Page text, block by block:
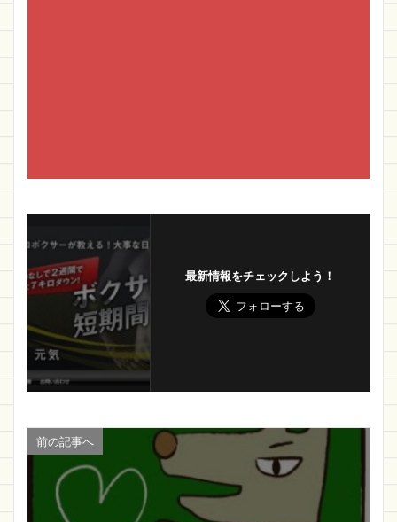
最新情報をチェックしよう！
前の記事へ